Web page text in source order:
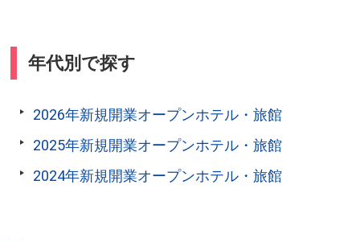
年代別で探す
2026年新規開業オープンホテル・旅館
2025年新規開業オープンホテル・旅館
2024年新規開業オープンホテル・旅館